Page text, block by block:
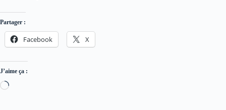
Partager :
Facebook X
J’aime ça :